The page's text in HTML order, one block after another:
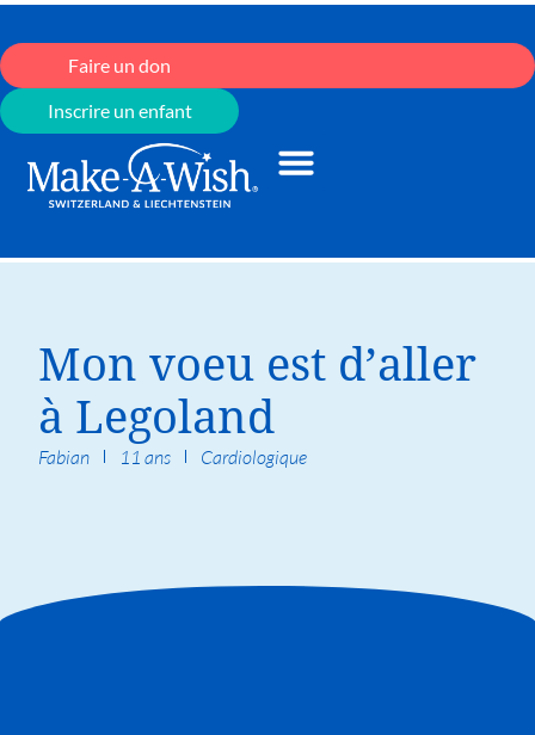
Faire un don
Inscrire un enfant
Mon voeu est d’aller
à Legoland
Fabian 11 ans Cardiologique